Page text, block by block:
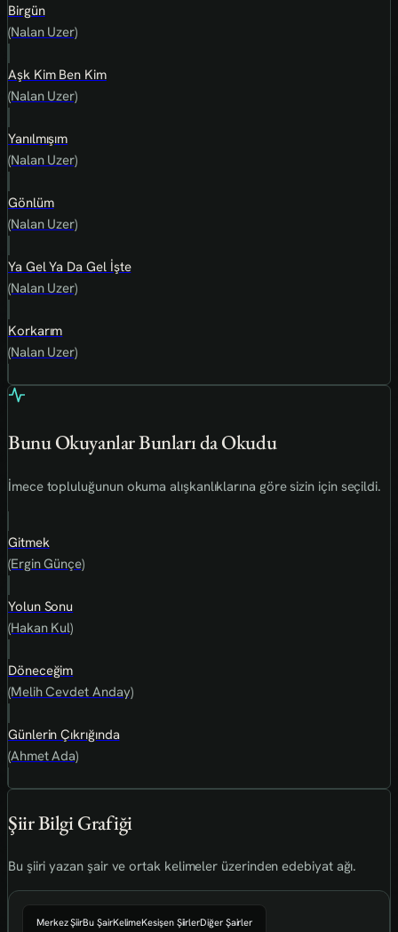
Birgün
(Nalan Uzer)
Aşk Kim Ben Kim
(Nalan Uzer)
Yanılmışım
(Nalan Uzer)
Gönlüm
(Nalan Uzer)
Ya Gel Ya Da Gel İşte
(Nalan Uzer)
Korkarım
(Nalan Uzer)
Bunu Okuyanlar Bunları da Okudu
İmece topluluğunun okuma alışkanlıklarına göre sizin için seçildi.
Gitmek
(Ergin Günçe)
Yolun Sonu
(Hakan Kul)
Döneceğim
(Melih Cevdet Anday)
Günlerin Çıkrığında
(Ahmet Ada)
Şiir Bilgi Grafiği
Bu şiiri yazan şair ve ortak kelimeler üzerinden edebiyat ağı.
Merkez ŞiirBu ŞairKelimeKesişen ŞiirlerDiğer Şairler